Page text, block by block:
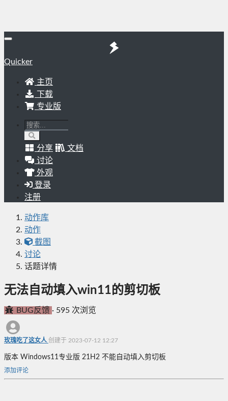
Quicker
主页
下载
专业版
分享
文档
讨论
外观
登录
注册
动作库
动作
截图
讨论
话题详情
无法自动填入win11的剪切板
BUG反馈 · 595 次浏览
玫瑰吃了这女人 创建于 2023-07-12 12:27
版本 Windows11专业版 21H2 不能自动填入剪切板
添加评论